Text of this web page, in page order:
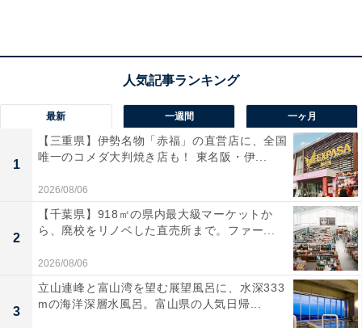
鹿水族館GAO」など、見どころが点在しています。
自然、歴史、美食が3拍子そろった男鹿温泉郷は、特別
な休日を過ごすのにぴったりの場所です。
最新 一週間 一ヶ月
1
【三重県】伊勢名物「赤福」の直営店に、全国
唯一のコメダ大判焼き店も！ 東名阪・伊...
2026/08/06
2
【千葉県】918㎡の県内最大級マーケットか
ら、廃校をリノベした直売所まで。ファー...
2026/08/06
3
立山連峰と富山湾を望む展望風呂に、水深333
mの海洋深層水風呂。富山県の人気日帰...